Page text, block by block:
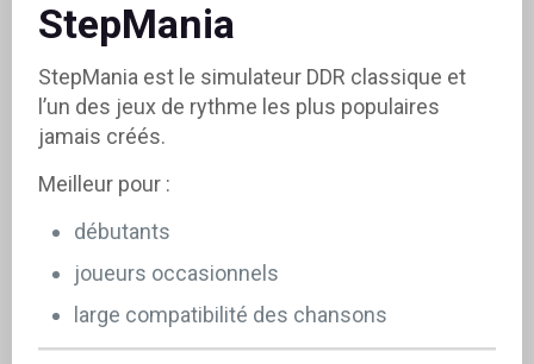
StepMania
StepMania est le simulateur DDR classique et
l’un des jeux de rythme les plus populaires
jamais créés.
Meilleur pour :
débutants
joueurs occasionnels
large compatibilité des chansons